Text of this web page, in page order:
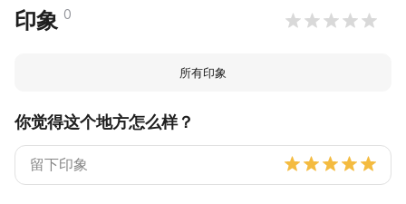
印象 0
所有印象
你觉得这个地方怎么样？